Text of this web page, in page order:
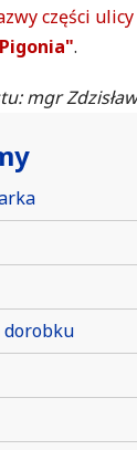
części
.
mgr
dorobku